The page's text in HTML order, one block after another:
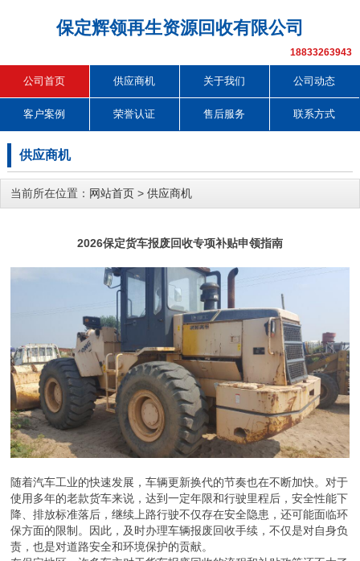
保定辉领再生资源回收有限公司
18833263943
公司首页 供应商机 关于我们 公司动态
客户案例 荣誉认证 售后服务 联系方式
供应商机
当前所在位置： 网站首页 > 供应商机
2026保定货车报废回收专项补贴申领指南
随着汽车工业的快速发展，车辆更新换代的节奏也在不断加快。对于
使用多年的老款货车来说，达到一定年限和行驶里程后，安全性能下
降、排放标准落后，继续上路行驶不仅存在安全隐患，还可能面临环
保方面的限制。因此，及时办理车辆报废回收手续，不仅是对自身负
责，也是对道路安全和环境保护的贡献。